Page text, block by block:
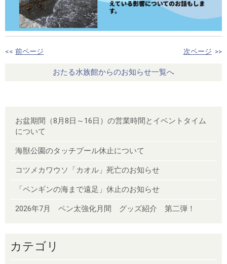
<< 前ページ 次ページ >>
おたる水族館からのお知らせ一覧へ
お盆期間（8月8日～16日）の営業時間とイベントタイム
について
海獣公園のタッチプール休止について
コツメカワウソ「カオル」死亡のお知らせ
「ペンギンの海まで遠足」休止のお知らせ
2026年7月 ペン太強化月間 グッズ紹介 第二弾！
カテゴリ